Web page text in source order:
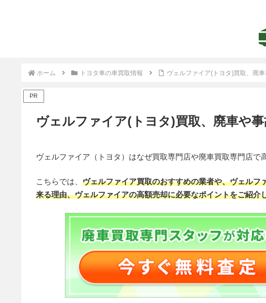
ホーム トヨタ車の車買取情報 ヴェルファイア(トヨタ)買取、廃
PR
ヴェルファイア(トヨタ)買取、廃車や
ヴェルファイア（トヨタ）はなぜ買取専門店や廃車買取専門店で
こちらでは、 ヴェルファイア買取のおすすめの業者や、ヴェルフ
来る理由、ヴェルファイアの高額売却に必要なポイントをご紹介